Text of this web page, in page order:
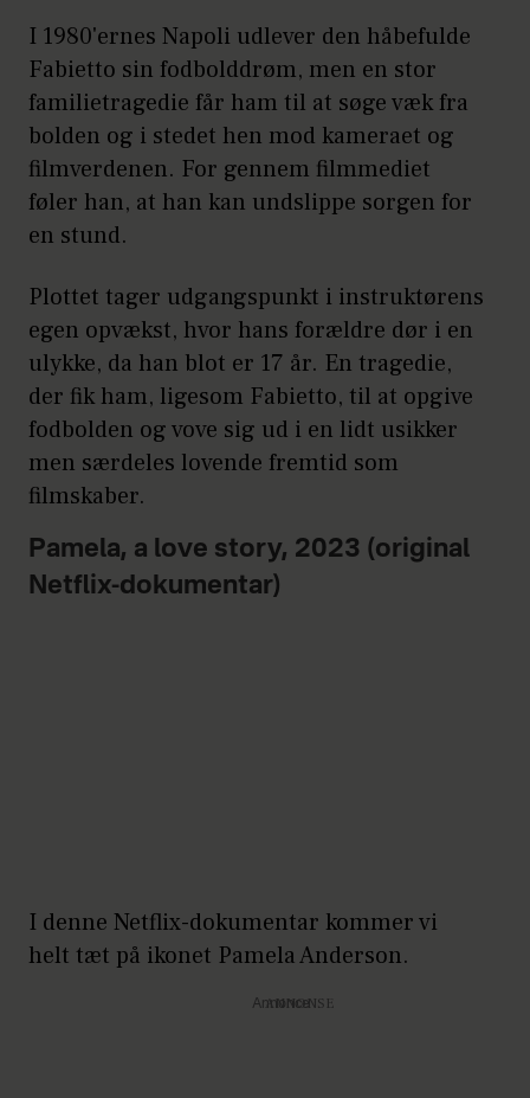
I 1980'ernes Napoli udlever den håbefulde
Fabietto sin fodbolddrøm, men en stor
familietragedie får ham til at søge væk fra
bolden og i stedet hen mod kameraet og
filmverdenen. For gennem filmmediet
føler han, at han kan undslippe sorgen for
en stund.
Plottet tager udgangspunkt i instruktørens
egen opvækst, hvor hans forældre dør i en
ulykke, da han blot er 17 år. En tragedie,
der fik ham, ligesom Fabietto, til at opgive
fodbolden og vove sig ud i en lidt usikker
men særdeles lovende fremtid som
filmskaber.
Pamela, a love story, 2023 (original
Netflix-dokumentar)
I denne Netflix-dokumentar kommer vi
helt tæt på ikonet Pamela Anderson.
Annonce